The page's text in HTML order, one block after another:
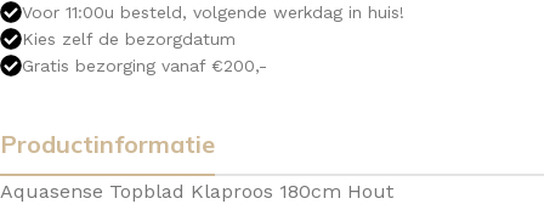
Voor 11:00u besteld, volgende werkdag in huis!
Kies zelf de bezorgdatum
Gratis bezorging vanaf €200,-
Productinformatie
Aquasense Topblad Klaproos 180cm Hout